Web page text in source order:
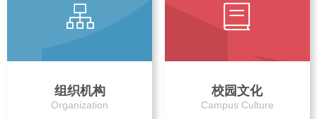
组织机构
Organization
校园文化
Campus Culture